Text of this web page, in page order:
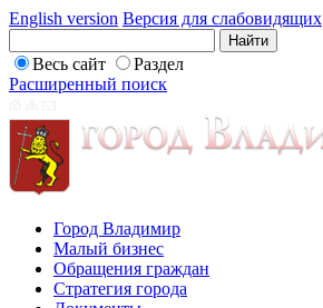
English version Версия для слабовидящих
Весь сайт
Раздел
Расширенный поиск
Город Владимир
Малый бизнес
Обращения граждан
Стратегия города